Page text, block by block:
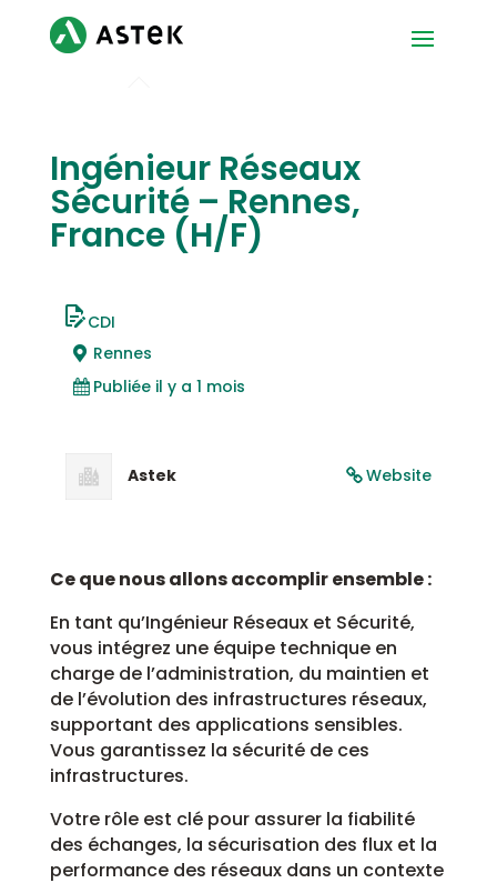
Ingénieur Réseaux
Sécurité – Rennes,
France (H/F)
CDI
Rennes
Publiée il y a 1 mois
Website
Astek
Ce que nous allons accomplir ensemble :
En tant qu’Ingénieur Réseaux et Sécurité,
vous intégrez une équipe technique en
charge de l’administration, du maintien et
de l’évolution des infrastructures réseaux,
supportant des applications sensibles.
Vous garantissez la sécurité de ces
infrastructures.
Votre rôle est clé pour assurer la fiabilité
des échanges, la sécurisation des flux et la
performance des réseaux dans un contexte